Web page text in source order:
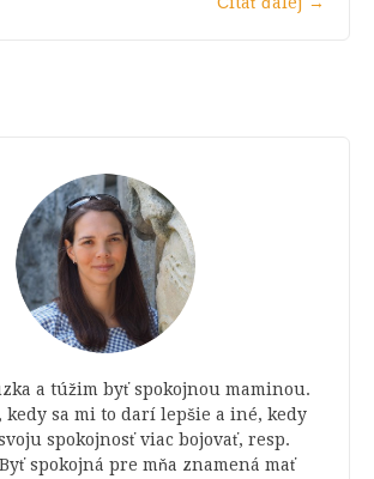
a túžim byť spokojnou maminou.
kedy sa mi to darí lepšie a iné, kedy
spokojnosť viac bojovať, resp.
spokojná pre mňa znamená mať